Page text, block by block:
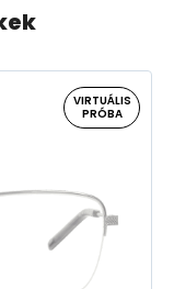
VIRTUÁLIS
PRÓBA